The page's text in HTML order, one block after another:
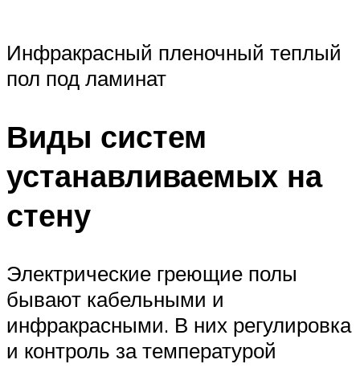
Инфракрасный пленочный теплый
пол под ламинат
Виды систем
устанавливаемых на
стену
Электрические греющие полы
бывают кабельными и
инфракрасными. В них регулировка
и контроль за температурой